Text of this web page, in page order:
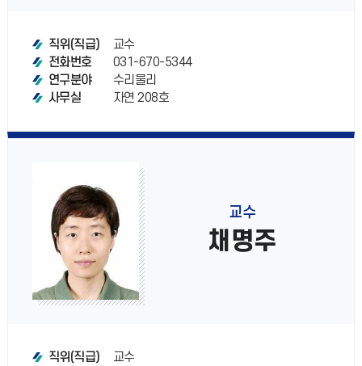
직위(직급)
교수
전화번호
031-670-5344
연구분야
수리물리
사무실
자연 208호
교수
채명주
직위(직급)
교수